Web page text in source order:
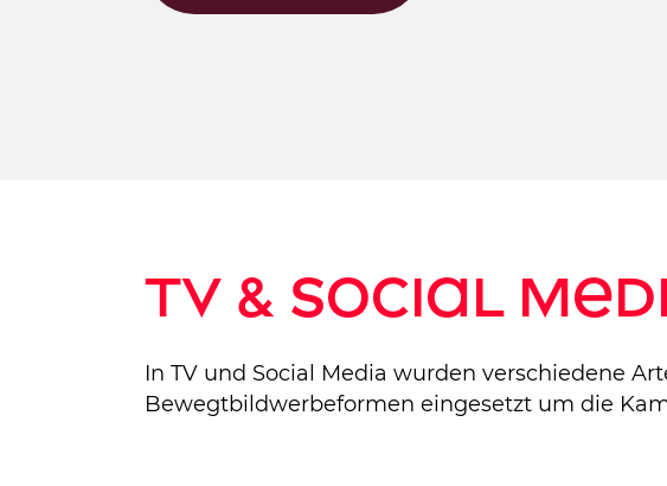
TV & Social
In TV und Social Media wurden verschiedene
Bewegtbildwerbeformen eingesetzt um die